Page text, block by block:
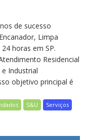
de sucesso
Limpa
horas em SP.
Residencial
Industrial
objetivo principal é
S&U Serviços